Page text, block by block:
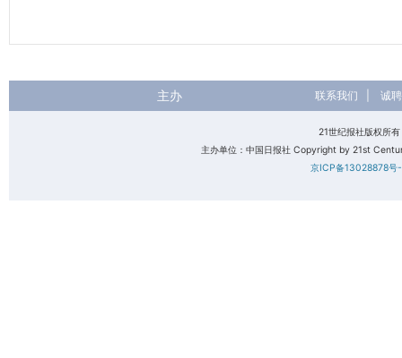
主办 联系我们 诚
21世纪报社版权所
主办单位：中国日报社 Copyright by 21st
京ICP备13028878号